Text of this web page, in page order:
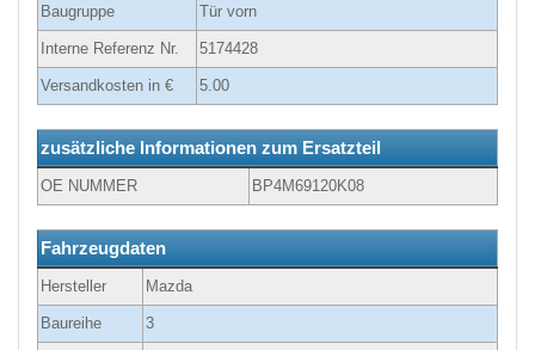
Baugruppe Tür vorn
Interne Referenz Nr. 5174428
Versandkosten in € 5.00
zusätzliche Informationen zum Ersatzteil
OE NUMMER BP4M69120K08
Fahrzeugdaten
Hersteller Mazda
Baureihe 3